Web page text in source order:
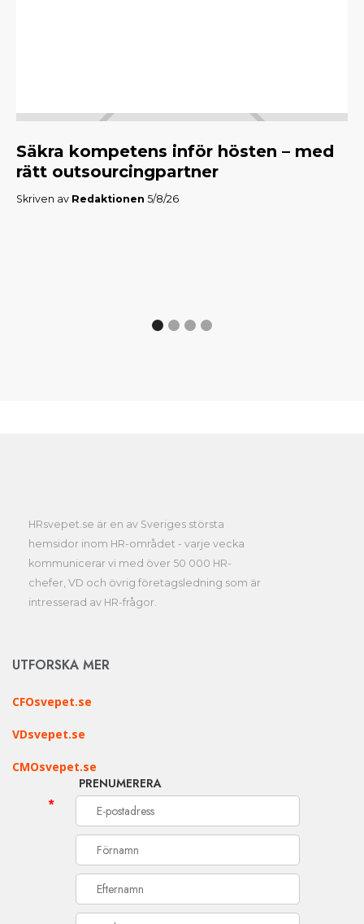
Säkra kompetens inför hösten – med
rätt outsourcingpartner
Skriven av Redaktionen 5/8/26
HRsvepet.se är en av Sveriges största
hemsidor inom HR-området - varje vecka
kommunicerar vi med över 50 000 HR-
chefer, VD och övrig företagsledning som är
intresserad av HR-frågor.
UTFORSKA MER
CFOsvepet.se
VDsvepet.se
CMOsvepet.se
PRENUMERERA
*